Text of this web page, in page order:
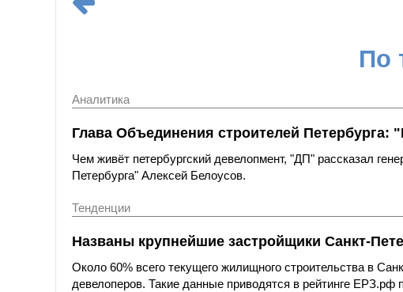
По
Аналитика
Глава Объединения строителей
Чем живёт петербургский девелопмент, "ДП" рассказал
Петербурга" Алексей Белоусов.
Тенденции
Названы крупнейшие застройщики Санкт-
Около 60% всего текущего жилищного строительства в
девелоперов. Такие данные приводятся в рейтинге ЕРЗ.рф